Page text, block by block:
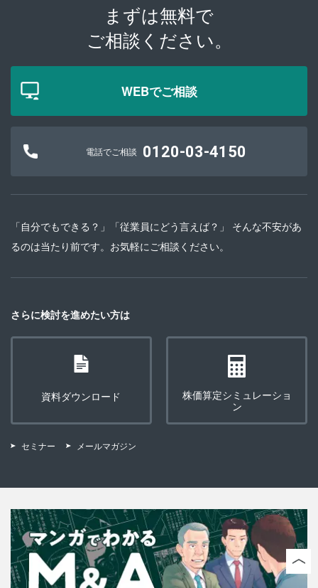
まずは無料で
ご相談ください。
WEBでご相談
電話でご相談 0120-03-4150
「自分でもできる？」「従業員にどう言えば？」 そんな不安があ
るのは当たり前です。お気軽にご相談ください。
さらに検討を進めたい方は
資料ダウンロード
株価算定シミュレーショ
ン
セミナー メールマガジン